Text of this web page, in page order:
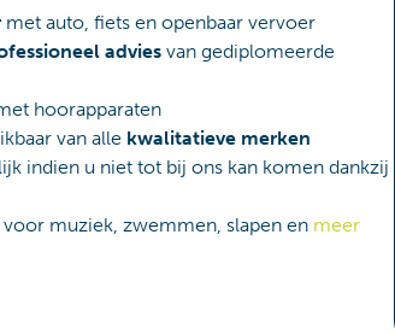
met auto, fiets en openbaar vervoer
adviesvan gediplomeerde
hoorapparaten
van alle kwalitatieve merken
indien u niet tot bij ons kan komen dankzij
muziek, zwemmen, slapen en meer